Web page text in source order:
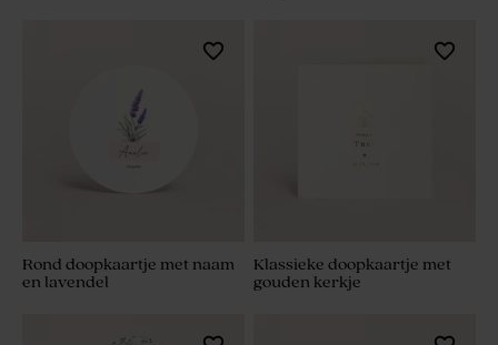
Rond doopkaartje met naam
en lavendel
Klassieke doopkaartje met
gouden kerkje